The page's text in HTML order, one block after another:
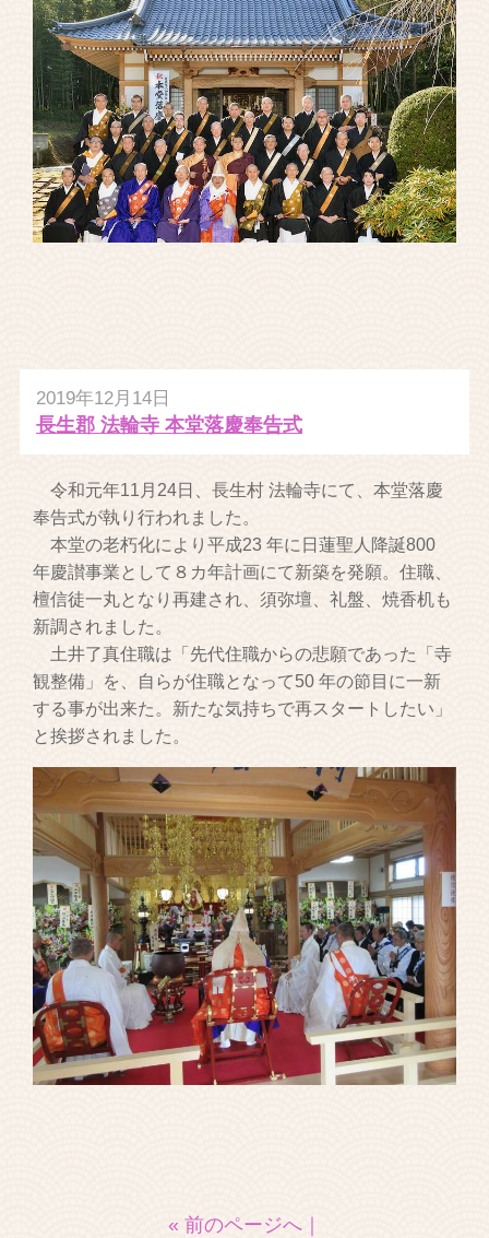
2019年12月14日
長生郡 法輪寺 本堂落慶奉告式
令和元年11月24日、長生村 法輪寺にて、本堂落慶
奉告式が執り行われました。
本堂の老朽化により平成23 年に日蓮聖人降誕800
年慶讃事業として８カ年計画にて新築を発願。住職、
檀信徒一丸となり再建され、須弥壇、礼盤、焼香机も
新調されました。
土井了真住職は「先代住職からの悲願であった「寺
観整備」を、自らが住職となって50 年の節目に一新
する事が出来た。新たな気持ちで再スタートしたい」
と挨拶されました。
« 前のページへ｜